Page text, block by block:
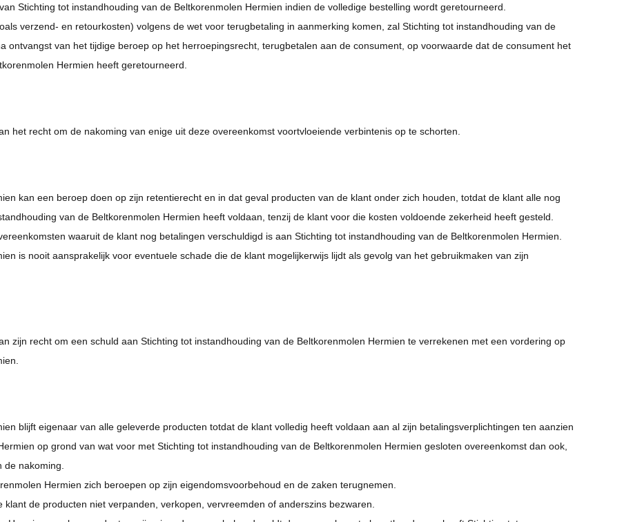
Stichting tot instandhouding van de Beltkorenmolen Hermien indien de volledige bestelling wordt geretourneerd.
verzend- en retourkosten) volgens de wet voor terugbetaling in aanmerking komen, zal Stichting tot instandhouding van de
ontvangst van het tijdige beroep op het herroepingsrecht, terugbetalen aan de consument, op voorwaarde dat de consument het
Hermien heeft geretourneerd.
het recht om de nakoming van enige uit deze overeenkomst voortvloeiende verbintenis op te schorten.
kan een beroep doen op zijn retentierecht en in dat geval producten van de klant onder zich houden, totdat de klant alle nog
van de Beltkorenmolen Hermien heeft voldaan, tenzij de klant voor die kosten voldoende zekerheid heeft gesteld.
waaruit de klant nog betalingen verschuldigd is aan Stichting tot instandhouding van de Beltkorenmolen Hermien.
is nooit aansprakelijk voor eventuele schade die de klant mogelijkerwijs lijdt als gevolg van het gebruikmaken van zijn
zijn recht om een schuld aan Stichting tot instandhouding van de Beltkorenmolen Hermien te verrekenen met een vordering op
blijft eigenaar van alle geleverde producten totdat de klant volledig heeft voldaan aan al zijn betalingsverplichtingen ten aanzien
op grond van wat voor met Stichting tot instandhouding van de Beltkorenmolen Hermien gesloten overeenkomst dan ook,
nakoming.
Hermien zich beroepen op zijn eigendomsvoorbehoud en de zaken terugnemen.
de producten niet verpanden, verkopen, vervreemden of anderszins bezwaren.